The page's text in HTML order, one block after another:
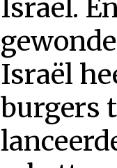
Israël.
Israël
burgers